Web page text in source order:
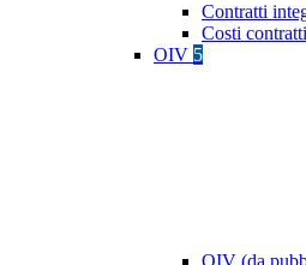
Contratti
Costi
OIV 5